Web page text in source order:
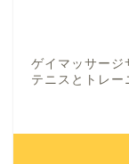
ゲイマッサージ
テニスとトレー